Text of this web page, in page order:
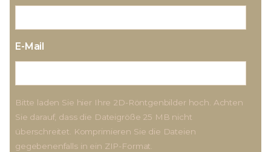
E-Mail
Bitte laden Sie hier Ihre 2D-Röntgenbilder hoch. Achten
Sie darauf, dass die Dateigröße 25 MB nicht
überschreitet. Komprimieren Sie die Dateien
gegebenenfalls in ein ZIP-Format.